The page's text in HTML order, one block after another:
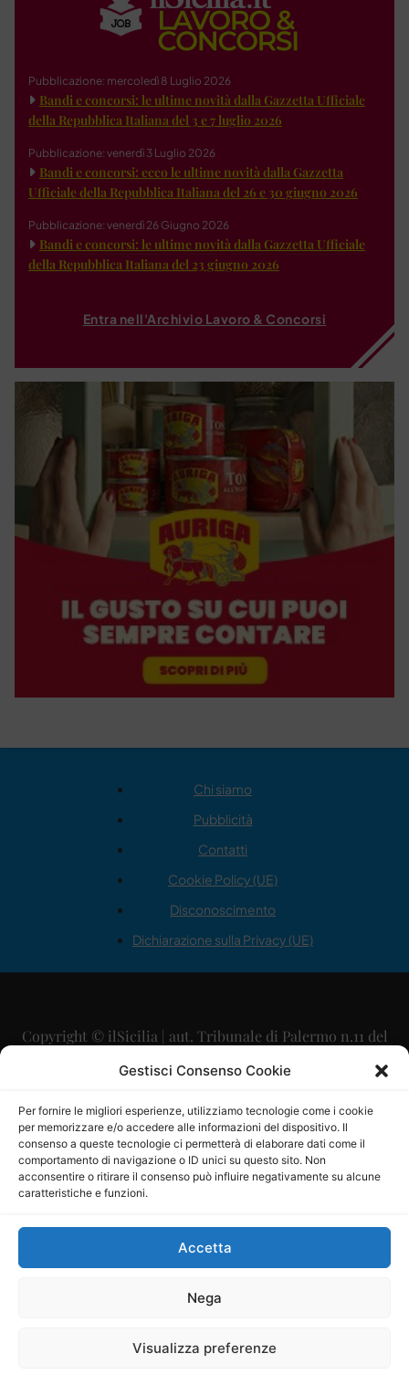
Gestisci Consenso Cookie
Per fornire le migliori esperienze, utilizziamo tecnologie come i cookie
per memorizzare e/o accedere alle informazioni del dispositivo. Il
consenso a queste tecnologie ci permetterà di elaborare dati come il
comportamento di navigazione o ID unici su questo sito. Non
acconsentire o ritirare il consenso può influire negativamente su alcune
caratteristiche e funzioni.
Accetta
Nega
Visualizza preferenze
Pubblicazione: mercoledì 8 Luglio 2026
Bandi e concorsi: le ultime novità dalla Gazzetta Ufficiale
della Repubblica Italiana del 3 e 7 luglio 2026
Pubblicazione: venerdì 3 Luglio 2026
Bandi e concorsi: ecco le ultime novità dalla Gazzetta
Ufficiale della Repubblica Italiana del 26 e 30 giugno 2026
Pubblicazione: venerdì 26 Giugno 2026
Bandi e concorsi: le ultime novità dalla Gazzetta Ufficiale
della Repubblica Italiana del 23 giugno 2026
Entra nell'Archivio Lavoro & Concorsi
Chi siamo
Pubblicità
Contatti
Cookie Policy (UE)
Disconoscimento
Dichiarazione sulla Privacy (UE)
Copyright © ilSicilia | aut. Tribunale di Palermo n.11 del
29/09/2015
Direttore Editoriale: Maurizio Scaglione
Direttore Responsabile: Maria Calabrese
P.IVA: 06334930820
Mercurio Comunicazione Società Cooperativa a r.l. è
iscritta al Registro degli Operatori di Comunicazione al
Sito gestito daLa Digitale srl–info@ladigitale.it